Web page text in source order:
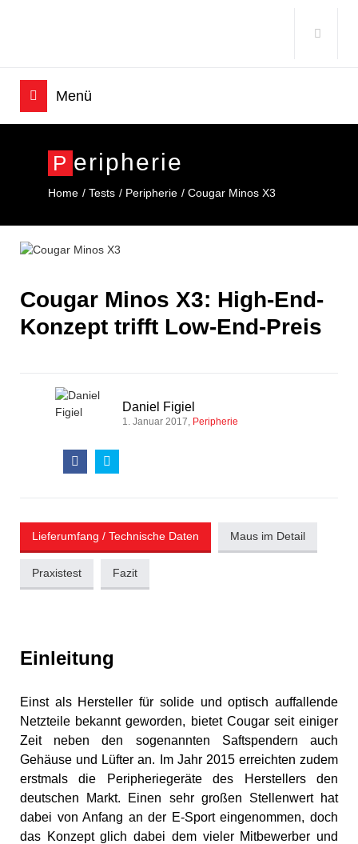
P Eripherie
Home Tests Peripherie Cougar Minos X3
Cougar Minos X3: High-End-
Konzept trifft Low-End-Preis
Daniel Figiel
1. Januar 2017 Peripherie
Lieferumfang / Technische Daten Maus im Detail
Praxistest Fazit
Einleitung
Einst als Hersteller für solide und optisch auffallende
Netzteile bekannt geworden, bietet Cougar seit einiger
Zeit neben den sogenannten Saftspendern auch
Gehäuse und Lüfter an. Im Jahr 2015 erreichten zudem
erstmals die Peripheriegeräte des Herstellers den
deutschen Markt. Einen sehr großen Stellenwert hat
dabei von Anfang an der E-Sport eingenommen, doch
das Konzept glich dabei dem vieler Mitbewerber und